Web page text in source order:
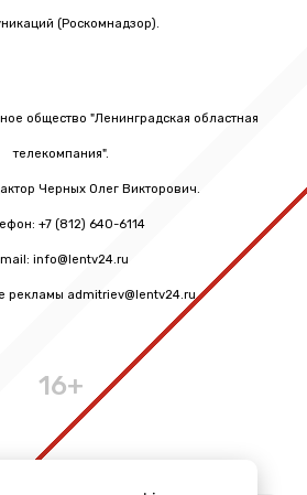
(Роскомнадзор).
общество "Ленинградская областная
телекомпания".
Черных Олег Викторович.
+7 (812) 640-6114
info@lentv24.ru
рекламы admitriev@lentv24.ru
16+